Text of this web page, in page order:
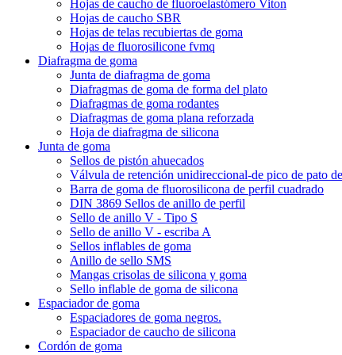
Hojas de caucho de fluoroelastómero Viton
Hojas de caucho SBR
Hojas de telas recubiertas de goma
Hojas de fluorosilicone fvmq
Diafragma de goma
Junta de diafragma de goma
Diafragmas de goma de forma del plato
Diafragmas de goma rodantes
Diafragmas de goma plana reforzada
Hoja de diafragma de silicona
Junta de goma
Sellos de pistón ahuecados
Válvula de retención unidireccional-de pico de pato
Barra de goma de fluorosilicona de perfil cuadrado
DIN 3869 Sellos de anillo de perfil
Sello de anillo V - Tipo S
Sello de anillo V - escriba A
Sellos inflables de goma
Anillo de sello SMS
Mangas crisolas de silicona y goma
Sello inflable de goma de silicona
Espaciador de goma
Espaciadores de goma negros.
Espaciador de caucho de silicona
Cordón de goma